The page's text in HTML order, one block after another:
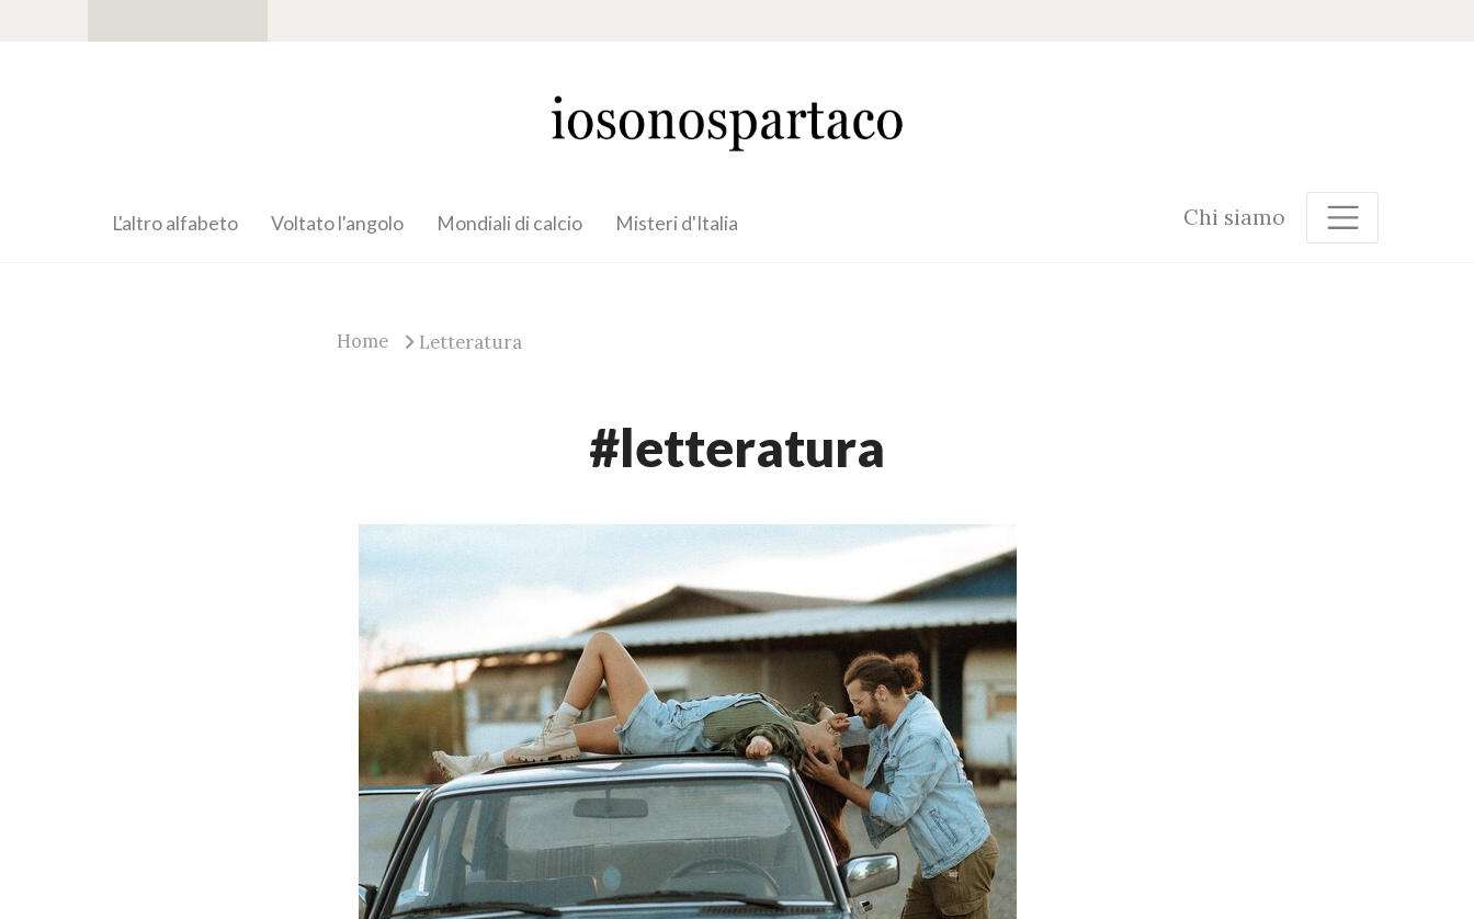
L'altro alfabeto Voltato l'angolo Mondiali di calcio Misteri d'Italia Chi siamo
Home Letteratura
#letteratura